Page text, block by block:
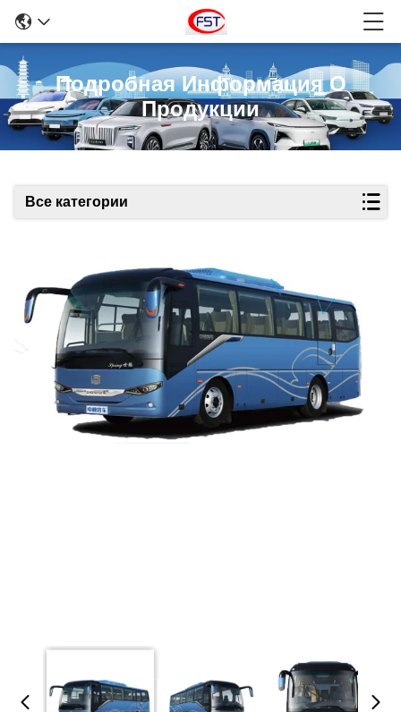
Подробная Информация О
Продукции
Все категории